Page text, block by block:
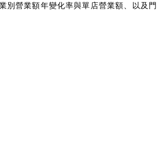
別營業額年變化率與單店營業額、以及門